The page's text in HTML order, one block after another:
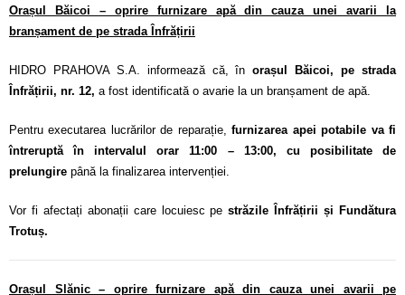
Orașul Băicoi – oprire furnizare apă din cauza unei avarii la
branșament de pe strada Înfrățirii
HIDRO PRAHOVA S.A. informează că, înorașul Băicoi, pe strada
Înfrățirii, nr. 12, a fost identificată o avarie la un branșament de apă.
Pentru executarea lucrărilor de reparație,furnizarea apei potabile va fi
întreruptă în intervalul orar 11:00 – 13:00, cu posibilitate de
prelungire până la finalizarea intervenției.
Vor fi afectați abonații care locuiesc pe străzile Înfrățirii și Fundătura
Trotuș.
Orașul Slănic – oprire furnizare apă din cauza unei avarii pe